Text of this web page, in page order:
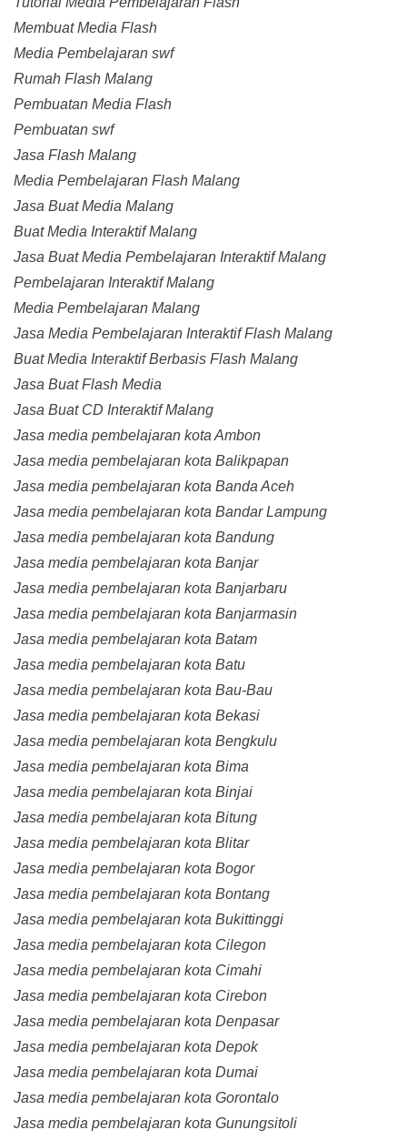
Membuat Media Flash
Media Pembelajaran swf
Rumah Flash Malang
Pembuatan Media Flash
Pembuatan swf
Jasa Flash Malang
Media Pembelajaran Flash Malang
Jasa Buat Media Malang
Buat Media Interaktif Malang
Jasa Buat Media Pembelajaran Interaktif Malang
Pembelajaran Interaktif Malang
Media Pembelajaran Malang
Jasa Media Pembelajaran Interaktif Flash Malang
Buat Media Interaktif Berbasis Flash Malang
Jasa Buat Flash Media
Jasa Buat CD Interaktif Malang
Jasa media pembelajaran kota Ambon
Jasa media pembelajaran kota Balikpapan
Jasa media pembelajaran kota Banda Aceh
Jasa media pembelajaran kota Bandar Lampung
Jasa media pembelajaran kota Bandung
Jasa media pembelajaran kota Banjar
Jasa media pembelajaran kota Banjarbaru
Jasa media pembelajaran kota Banjarmasin
Jasa media pembelajaran kota Batam
Jasa media pembelajaran kota Batu
Jasa media pembelajaran kota Bau-Bau
Jasa media pembelajaran kota Bekasi
Jasa media pembelajaran kota Bengkulu
Jasa media pembelajaran kota Bima
Jasa media pembelajaran kota Binjai
Jasa media pembelajaran kota Bitung
Jasa media pembelajaran kota Blitar
Jasa media pembelajaran kota Bogor
Jasa media pembelajaran kota Bontang
Jasa media pembelajaran kota Bukittinggi
Jasa media pembelajaran kota Cilegon
Jasa media pembelajaran kota Cimahi
Jasa media pembelajaran kota Cirebon
Jasa media pembelajaran kota Denpasar
Jasa media pembelajaran kota Depok
Jasa media pembelajaran kota Dumai
Jasa media pembelajaran kota Gorontalo
Jasa media pembelajaran kota Gunungsitoli